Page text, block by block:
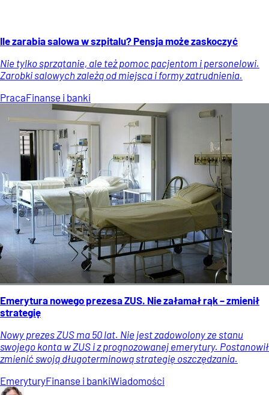
Ile zarabia salowa w szpitalu? Pensja może zaskoczyć
Nie tylko sprzątanie, ale też pomoc pacjentom i personelowi.
Zarobki salowych zależą od miejsca i formy zatrudnienia.
PracaFinanse i banki
Emerytura nowego prezesa ZUS. Nie załamał rąk – zmienił
strategię
Nowy prezes ZUS ma 50 lat. Nie jest zadowolony ze stanu
swojego konta w ZUS i z prognozowanej emerytury. Postanowił
zmienić swoją długoterminową strategię oszczędzania.
EmeryturyFinanse i bankiWiadomości